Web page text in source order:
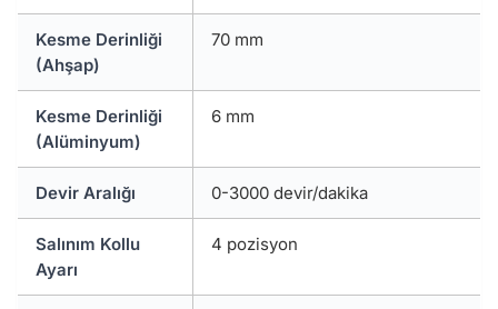
Kesme Derinliği
(Ahşap)
70 mm
Kesme Derinliği
(Alüminyum)
6 mm
Devir Aralığı 0-3000 devir/dakika
Salınım Kollu
Ayarı
4 pozisyon